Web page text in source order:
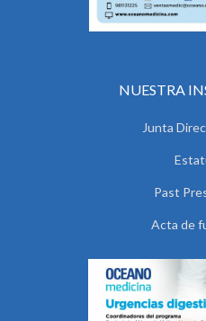
NUESTRA
Junta
Past
Acta de